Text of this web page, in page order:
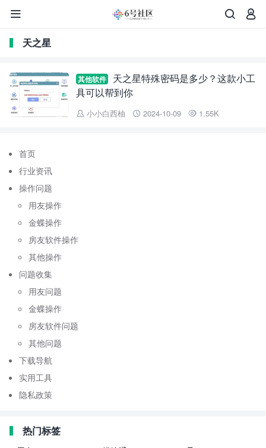



天之星
其他软件
天之星特殊密码是多少？这款小工
具可以帮到你
 小小白西柚  2024-10-09  1.55K
首页
行业资讯
操作问题
用友操作
金蝶操作
房友软件操作
其他操作
问题收集
用友问题
金蝶操作
房友软件问题
其他问题
下载导航
实用工具
隐私政策
热门标签